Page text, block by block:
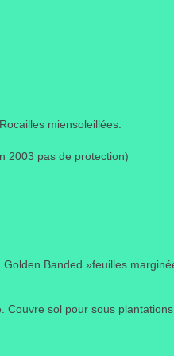
miensoleillées.
2003 pas de protection)
Banded »feuilles
Couvre sol pour sous plantations.